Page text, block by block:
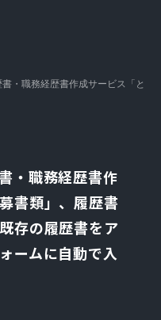
書・職務経歴書作成サービス「と
・職務経歴書作
書類」、履歴書
存の履歴書をア
ームに自動で入